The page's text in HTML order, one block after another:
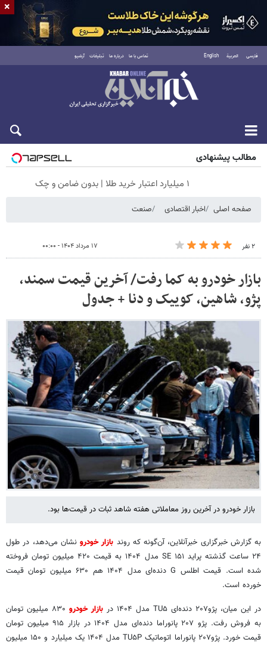
فارسی العربية English تماس با ما درباره ما تبلیغات آرشیو
جمعه ۱۶ مرداد ۱۴۰۵
مطالب پیشنهادی
۱ میلیارد اعتبار خرید طلا | بدون ضامن و چک
صفحه اصلی اخبار اقتصادی صنعت
۲ نفر ۱۷ مرداد ۱۴۰۴ - ۰۰:۰۰
بازار خودرو به کما رفت/ آخرین قیمت سمند،
پژو، شاهین، کوییک و دنا + جدول
بازار خودرو در آخرین روز معاملاتی هفته شاهد ثبات در قیمت‌ها بود.
به گزارش خبرگزاری خبرآنلاین، آن‌گونه که روند بازار خودرو نشان می‌دهد، در طول
۲۴ ساعت گذشته پراید ۱۵۱ SE مدل ۱۴۰۴ به قیمت ۴۲۰ میلیون تومان فروخته
شده است. قیمت اطلس G دنده‌ای مدل ۱۴۰۴ هم ۶۳۰ میلیون تومان قیمت
خورده است.
در این میان، پژو۲۰۷ دنده‌ای TU۵ مدل ۱۴۰۴ در
بازار خودرو
۸۳۰ میلیون تومان
به فروش رفت. پژو ۲۰۷ پانوراما دنده‌ای مدل ۱۴۰۴ در بازار ۹۱۵ میلیون تومان
قیمت خورد. پژو۲۰۷ پانوراما اتوماتیک TU۵P مدل ۱۴۰۴ یک میلیارد و ۱۵۰ میلیون
×